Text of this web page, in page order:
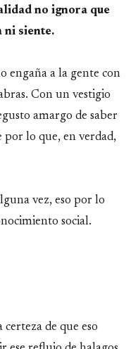
no ignora que
ni siente.
engaña a la gente con
Con un vestigio
amargo de saber
por lo que, en verdad,
vez, eso por lo
social.
de que eso